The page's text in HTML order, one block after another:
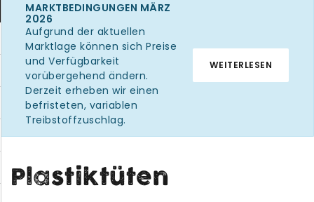
MARKTBEDINGUNGEN MÄRZ
2026
Aufgrund der aktuellen
Marktlage können sich Preise
und Verfügbarkeit
vorübergehend ändern.
Derzeit erheben wir einen
befristeten, variablen
Treibstoffzuschlag.
WEITERLESEN
Plastiktüten